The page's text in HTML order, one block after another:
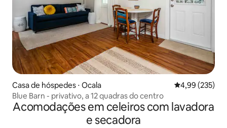
Casa de hóspedes ⋅ Ocala 4,99 de uma
4,99 (235)
Blue Barn - privativo, a 12 quadras do centro
Acomodações em celeiros com lavadora
e secadora